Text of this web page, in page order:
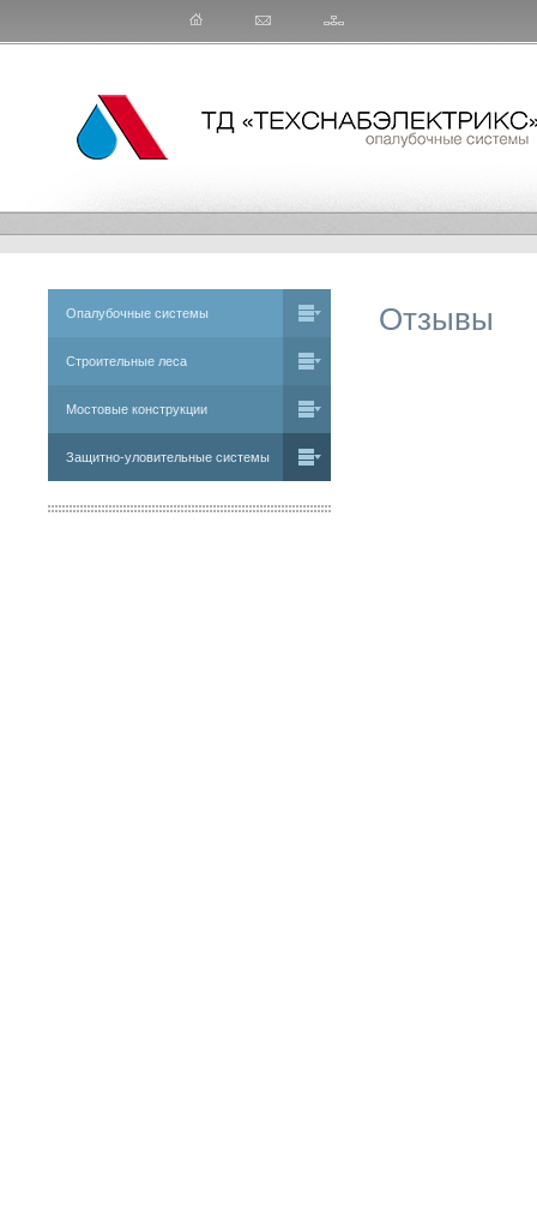
Опалубочные системы
Строительные леса
Мостовые конструкции
Защитно-уловительные системы
Отзывы